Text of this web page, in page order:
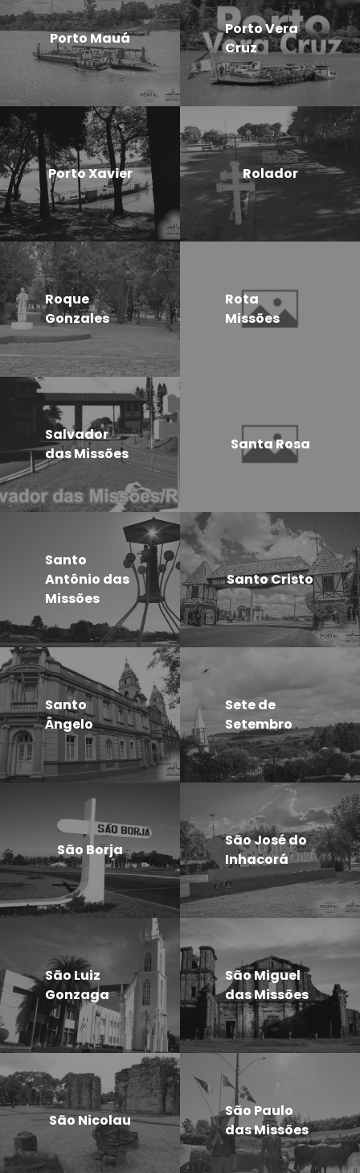
Porto Mauá
Porto Vera
Cruz
Porto Xavier Rolador
Roque
Gonzales
Rota
Missões
Salvador
das Missões
Santa Rosa
Santo
Antônio das
Missões
Santo Cristo
Santo
Ângelo
Sete de
Setembro
São Borja
São José do
Inhacorá
São Luiz
Gonzaga
São Miguel
das Missões
São Nicolau
São Paulo
das Missões